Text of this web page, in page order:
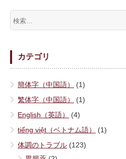
カテゴリ
簡体字（中国語）
(1)
繁体字（中国語）
(1)
English（英語）
(4)
tiếng việt（ベトナム語）
(1)
体調のトラブル (123)